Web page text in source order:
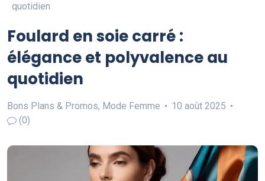
quotidien
Foulard en soie carré :
élégance et polyvalence au
quotidien
Bons Plans & Promos, Mode Femme
10 août 2025
(0)